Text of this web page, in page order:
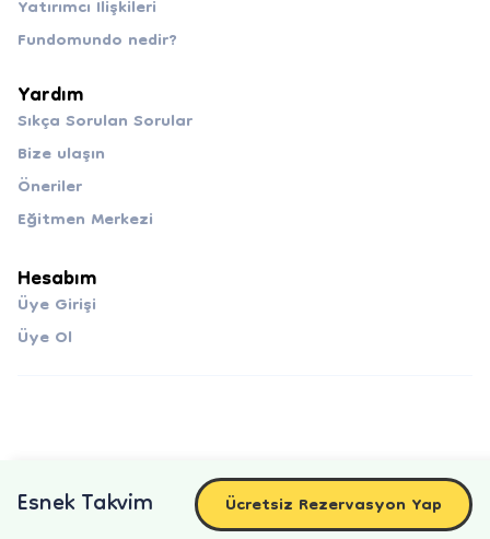
Esnek Takvim Ücretsiz Rezervasyon Yap
Yatırımcı İlişkileri
Fundomundo nedir?
Yardım
Sıkça Sorulan Sorular
Bize ulaşın
Öneriler
Eğitmen Merkezi
Hesabım
Üye Girişi
Üye Ol